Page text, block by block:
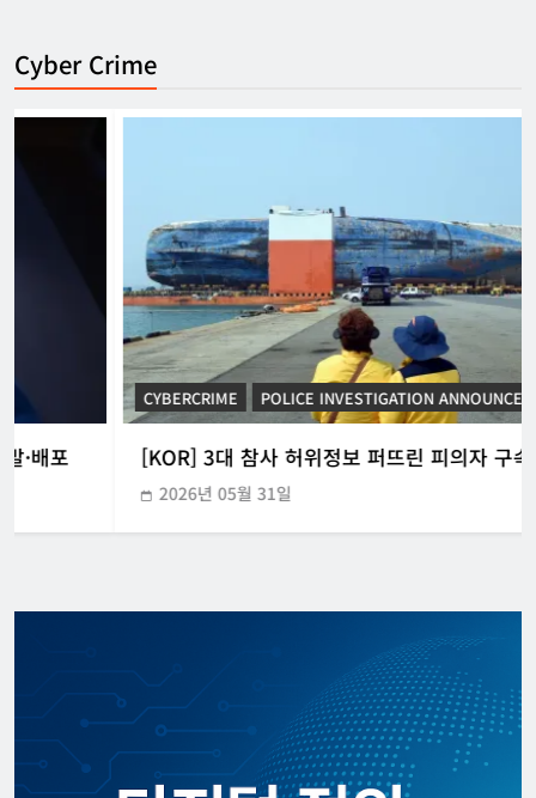
Cyber Crime
CYBERCRIME POLICE INVESTIGATION ANNOUNCEMENT
[KOR] 3대 참사 허위정보 퍼뜨린 피의자 구속
2026년 05월 31일